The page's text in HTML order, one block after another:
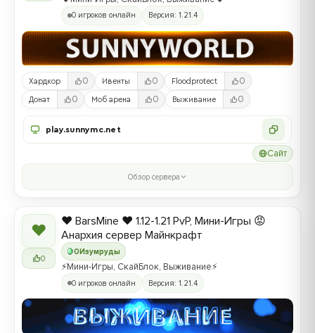
0 игроков онлайн Версия: 1.21.4
Хардкор 0 Ивенты 0 Floodprotect 0
Донат 0 Моб арена 0 Выживание 0
play.sunnymc.net
Сайт
Обзор сервера
❤
0
0Изумруды
❤️ BarsMine ❤️ 1.12-1.21 PvP, Мини-Игры 😡
Анархия сервер Майнкрафт
⚡Мини-Игры, СкайБлок, Выживание⚡
0 игроков онлайн Версия: 1.21.4